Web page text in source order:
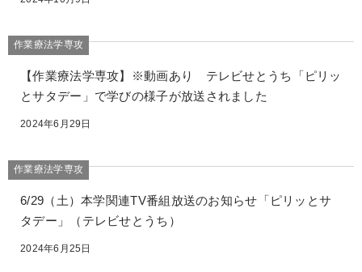
作業療法学専攻
【作業療法学専攻】※動画あり テレビせとうち「ピリッ
とサタデー」で学びの様子が放送されました
2024年6月29日
作業療法学専攻
6/29（土）本学関連TV番組放送のお知らせ「ピリッとサ
タデー」（テレビせとうち）
2024年6月25日